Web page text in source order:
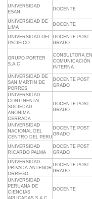
UNIVERSIDAD
ESAN
DOCENTE
UNIVERSIDAD DE
LIMA
DOCENTE
UNIVERSIDAD DEL
PACIFICO
DOCENTE POST
GRADO
GRUPO PORTER
S.A.C
CONSULTORA EN
COMUNICACIÓN
INTERNA
UNIVERSIDAD DE
SAN MARTIN DE
PORRES
DOCENTE POST
GRADO
UNIVERSIDAD
CONTINENTAL
SOCIEDAD
ANONIMA
CERRADA
DOCENTE POST
GRADO
UNIVERSIDAD
NACIONAL DEL
CENTRO DEL PERU
DOCENTE POST
GRADO
UNIVERSIDAD
RICARDO PALMA
DOCENTE POST
GRADO
UNIVERSIDAD
PRIVADA ANTENOR
ORREGO
DOCENTE POST
GRADO
UNIVERSIDAD
PERUANA DE
CIENCIAS
APLICADAS S.A.C.
DOCENTE